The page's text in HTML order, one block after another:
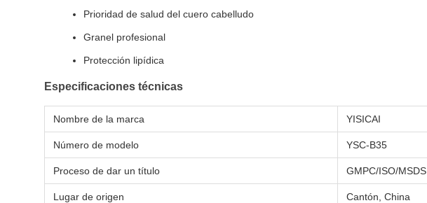
Prioridad de salud del cuero cabelludo
Granel profesional
Protección lipídica
Especificaciones técnicas
Nombre de la marca YISICAI
Número de modelo YSC-B35
Proceso de dar un título GMPC/ISO/MSDS
Lugar de origen Cantón, China